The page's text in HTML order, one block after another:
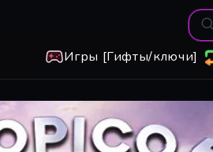
Игры [Гифты/ключи]